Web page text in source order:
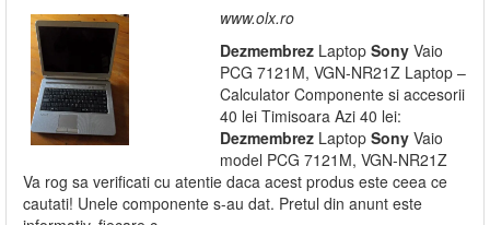
www.olx.ro
Dezmembrez Laptop Sony Vaio
PCG 7121M, VGN-NR21Z Laptop –
Calculator Componente si accesorii
40 lei Timisoara Azi 40 lei:
Dezmembrez Laptop Sony Vaio
model PCG 7121M, VGN-NR21Z
Va rog sa verificati cu atentie daca acest produs este ceea ce
cautati! Unele componente s-au dat. Pretul din anunt este